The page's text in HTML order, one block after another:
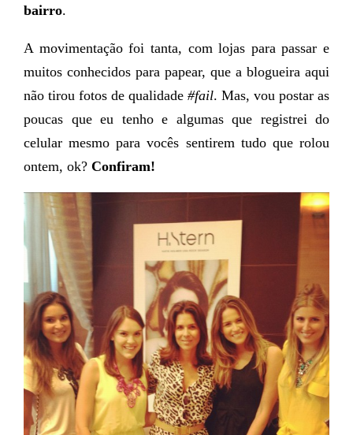
bairro.
A movimentação foi tanta, com lojas para passar e
muitos conhecidos para papear, que a blogueira aqui
não tirou fotos de qualidade #fail. Mas, vou postar as
poucas que eu tenho e algumas que registrei do
celular mesmo para vocês sentirem tudo que rolou
ontem, ok? Confiram!